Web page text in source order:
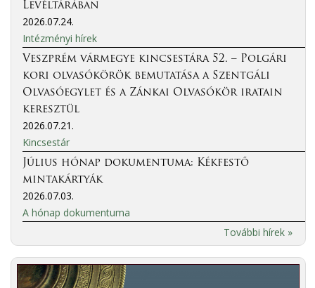
Levéltárában
2026.07.24.
Intézményi hírek
Veszprém vármegye kincsestára 52. – Polgári
kori olvasókörök bemutatása a Szentgáli
Olvasóegylet és a Zánkai Olvasókör iratain
keresztül
2026.07.21.
Kincsestár
Július hónap dokumentuma: Kékfestő
mintakártyák
2026.07.03.
A hónap dokumentuma
További hírek »